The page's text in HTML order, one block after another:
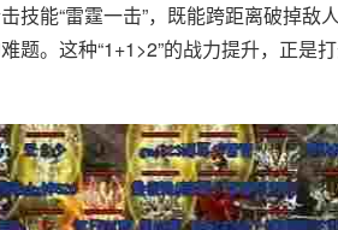
技能“雷霆一击”，既能跨距离破掉敌
题。这种“1+1>2”的战力提升，正是